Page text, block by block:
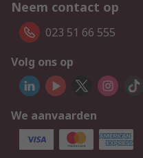
Neem contact op
023 51 66 555
Volg ons op
We aanvaarden